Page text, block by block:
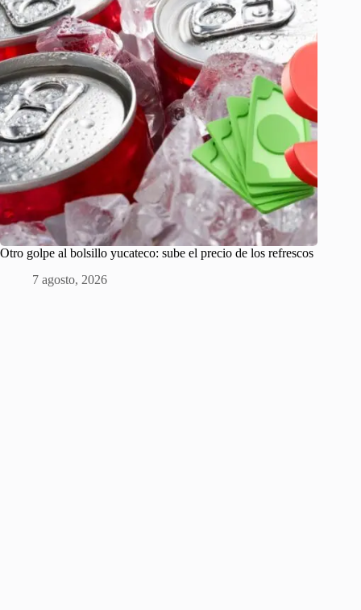
Otro golpe al bolsillo yucateco: sube el precio de los refrescos
7 agosto, 2026